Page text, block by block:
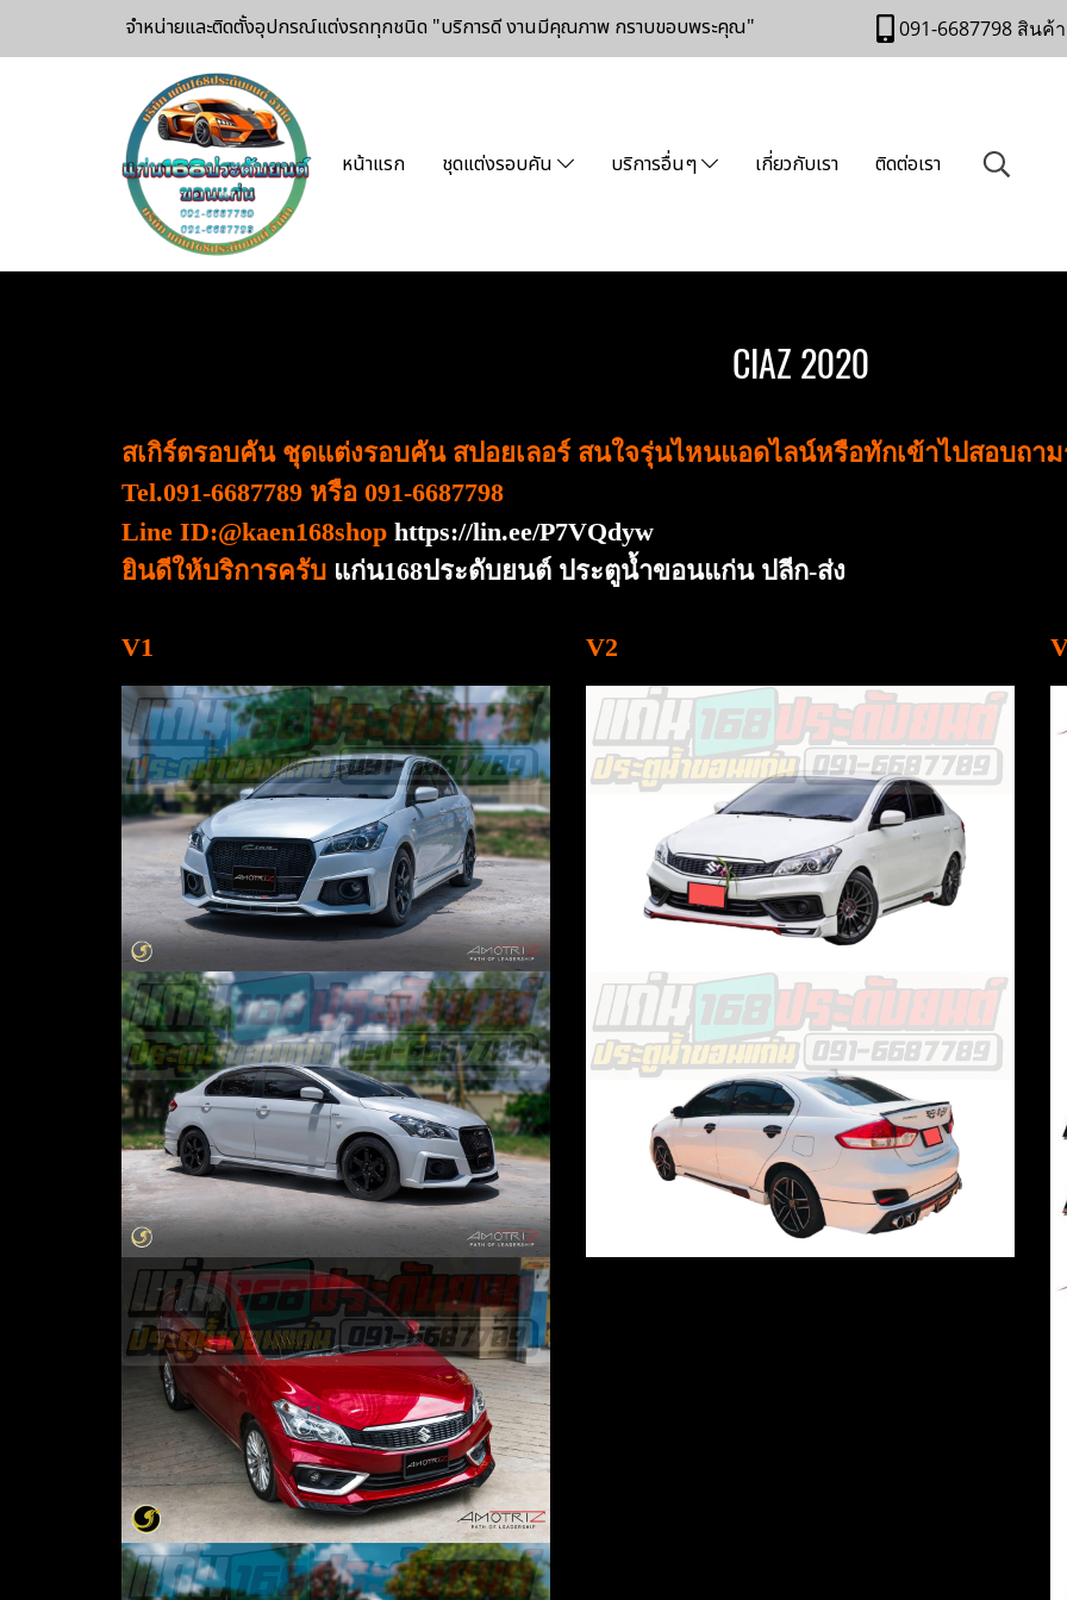
จำหน่ายและติดตั้งอุปกรณ์แต่งรถทุกชนิด "บริการดี งานมีคุณภาพ กราบขอบพระคุณ" 091-6687798 สินค้
หน้าแรก ชุดแต่งรอบคัน บริการอื่นๆ เกี่ยวกับเรา ติดต่อเรา
CIAZ 2020
สเกิร์ตรอบคัน ชุดแต่งรอบคัน สปอยเลอร์ สนใจรุ่นไหนแอดไลน์หรือทักเข้าไปสอบถา
Tel.091-6687789 หรือ 091-6687798
Line ID:@kaen168shop https://lin.ee/P7VQdyw
ยินดีให้บริการครับ แก่น168ประดับยนต์ ประตูน้ำขอนแก่น ปลีก-ส่ง
V1 V2